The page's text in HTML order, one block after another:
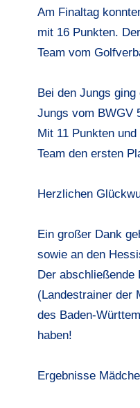
Am Finaltag
mit 16 Punkten.
Team vom
Bei den Jungs
Jungs vom BWGV
Mit 11 Punkten
Team den ersten
Herzlichen
Ein großer Dank
sowie an den
Der abschließende
(Landestrainer der
des Baden-
haben!
Ergebnisse